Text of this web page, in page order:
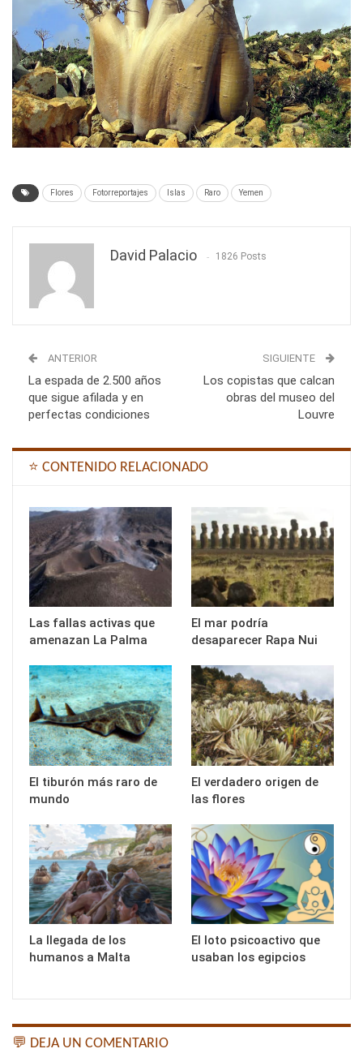
Flores Fotorreportajes Islas Raro Yemen
David Palacio 1826 Posts
ANTERIOR
La espada de 2.500 años
que sigue afilada y en
perfectas condiciones
SIGUIENTE
Los copistas que calcan
obras del museo del
Louvre
⭐ CONTENIDO RELACIONADO
Las fallas activas que
amenazan La Palma
El mar podría
desaparecer Rapa Nui
El tiburón más raro de
mundo
El verdadero origen de
las flores
La llegada de los
humanos a Malta
El loto psicoactivo que
usaban los egipcios
💬 DEJA UN COMENTARIO